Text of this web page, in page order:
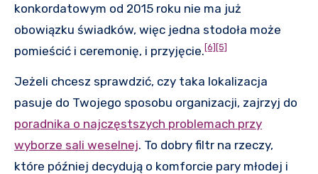
konkordatowym od 2015 roku nie ma już
obowiązku świadków, więc jedna stodoła może
pomieścić i ceremonię, i przyjęcie. [6] [5]
Jeżeli chcesz sprawdzić, czy taka lokalizacja
pasuje do Twojego sposobu organizacji, zajrzyj do
poradnika o najczęstszych problemach przy
wyborze sali weselnej. To dobry filtr na rzeczy,
które później decydują o komforcie pary młodej i